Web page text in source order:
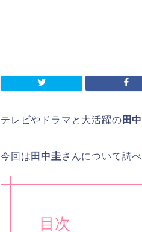
テレビやドラマと大活躍の 田
今回は 田中圭さんについて調
目次